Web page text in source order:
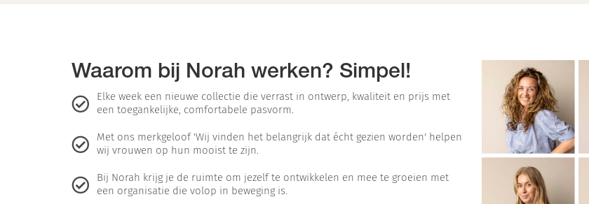
Waarom bij Norah werken? Simpel!
Elke week een nieuwe collectie die verrast in ontwerp, kwaliteit en prijs met
een toegankelijke, comfortabele pasvorm.
Met ons merkgeloof 'Wij vinden het belangrijk dat écht gezien worden' helpen
wij vrouwen op hun mooist te zijn.
Bij Norah krijg je de ruimte om jezelf te ontwikkelen en mee te groeien met
een organisatie die volop in beweging is.